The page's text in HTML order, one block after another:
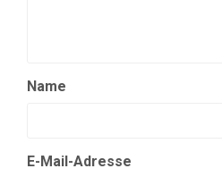
Name
E-Mail-Adresse